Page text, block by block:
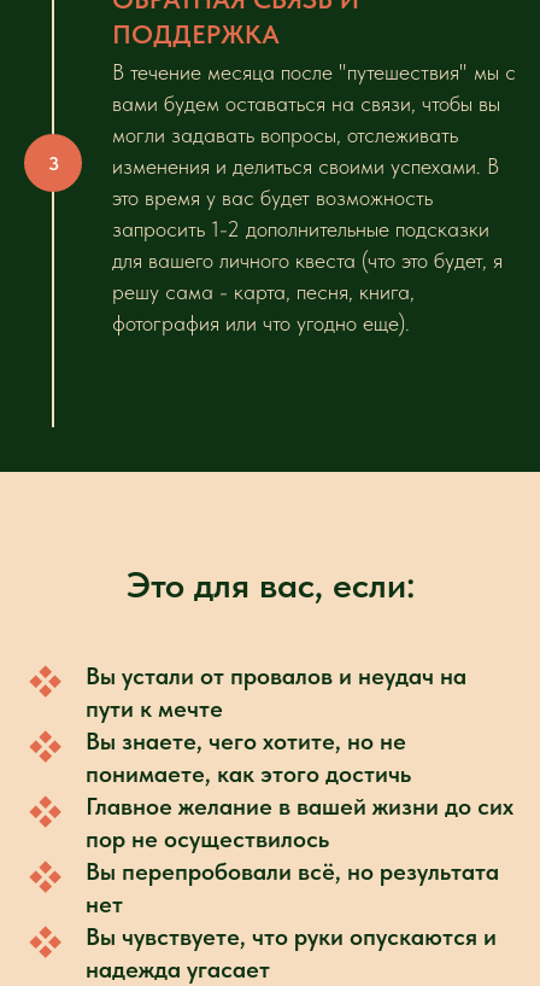
ПОДДЕРЖКА
В течение месяца после "путешествия" мы с
вами будем оставаться на связи, чтобы вы
могли задавать вопросы, отслеживать
изменения и делиться своими успехами. В
это время у вас будет возможность
запросить 1-2 дополнительные подсказки
для вашего личного квеста (что это будет, я
решу сама - карта, песня, книга,
фотография или что угодно еще).
Это для вас, если:
Вы устали от провалов и неудач на
пути к мечте
Вы знаете, чего хотите, но не
понимаете, как этого достичь
Главное желание в вашей жизни до сих
пор не осуществилось
Вы перепробовали всё, но результата
нет
Вы чувствуете, что руки опускаются и
надежда угасает